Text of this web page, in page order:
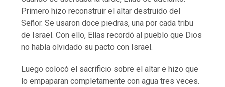
Primero hizo reconstruir el altar destruido del
Señor. Se usaron doce piedras, una por cada tribu
de Israel. Con ello, Elías recordó al pueblo que Dios
no había olvidado su pacto con Israel.
Luego colocó el sacrificio sobre el altar e hizo que
lo empaparan completamente con agua tres veces.